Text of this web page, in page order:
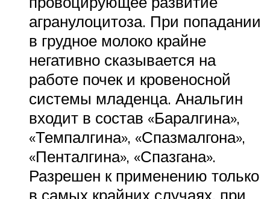
агранулоцитоза. При попадании
в грудное молоко крайне
негативно сказывается на
работе почек и кровеносной
системы младенца. Анальгин
входит в состав «Баралгина»,
«Темпалгина», «Спазмалгона»,
«Пенталгина», «Спазгана».
Разрешен к применению только
в самых крайних случаях, при